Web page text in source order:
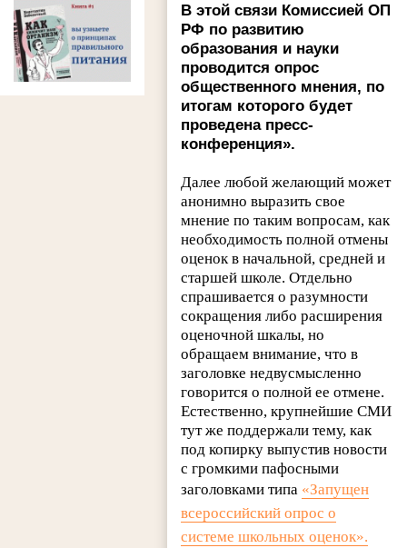
В этой связи Комиссией ОП
РФ по развитию
образования и науки
проводится опрос
общественного мнения, по
итогам которого будет
проведена пресс-
конференция».
Далее любой желающий может
анонимно выразить свое
мнение по таким вопросам, как
необходимость полной отмены
оценок в начальной, средней и
старшей школе. Отдельно
спрашивается о разумности
сокращения либо расширения
оценочной шкалы, но
обращаем внимание, что в
заголовке недвусмысленно
говорится о полной ее отмене.
Естественно, крупнейшие СМИ
тут же поддержали тему, как
под копирку выпустив новости
с громкими пафосными
заголовками типа «Запущен
всероссийский опрос о
системе школьных оценок».